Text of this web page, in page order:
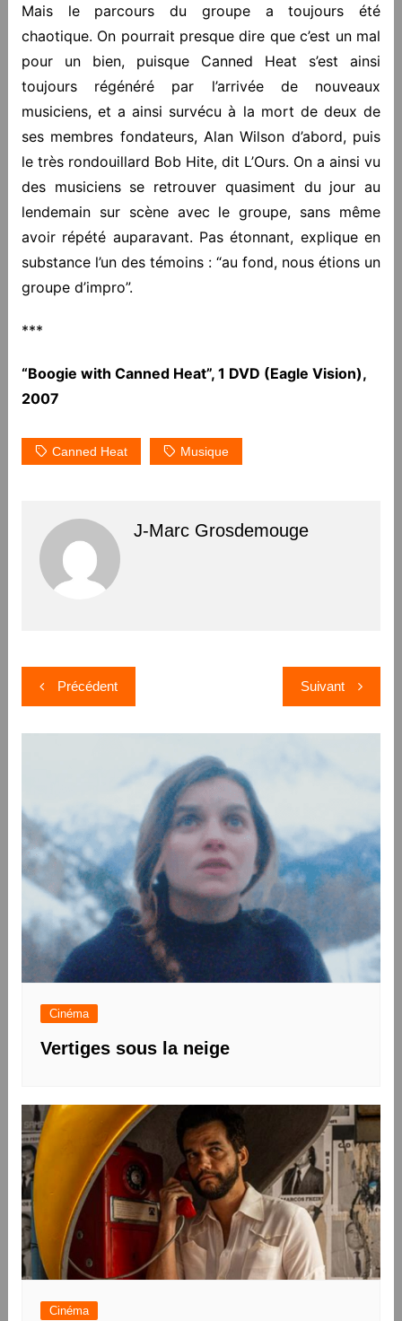
Mais le parcours du groupe a toujours été
chaotique. On pourrait presque dire que c’est un mal
pour un bien, puisque Canned Heat s’est ainsi
toujours régénéré par l’arrivée de nouveaux
musiciens, et a ainsi survécu à la mort de deux de
ses membres fondateurs, Alan Wilson d’abord, puis
le très rondouillard Bob Hite, dit L’Ours. On a ainsi vu
des musiciens se retrouver quasiment du jour au
lendemain sur scène avec le groupe, sans même
avoir répété auparavant. Pas étonnant, explique en
substance l’un des témoins : “au fond, nous étions un
groupe d’impro”.
***
“Boogie with Canned Heat”, 1 DVD (Eagle Vision),
2007
Canned Heat Musique
J-Marc Grosdemouge
Navigation
de
l’article
Précédent Suivant
Cinéma
Vertiges sous la neige
Cinéma